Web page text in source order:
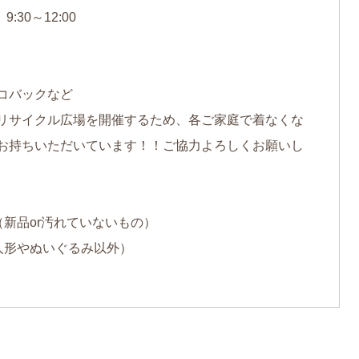
9:30～12:00
バックなど
サイクル広場を開催するため、各ご家庭で着なくな
持ちいただいています！！ご協力よろしくお願いし
品or汚れていないもの）
やぬいぐるみ以外）